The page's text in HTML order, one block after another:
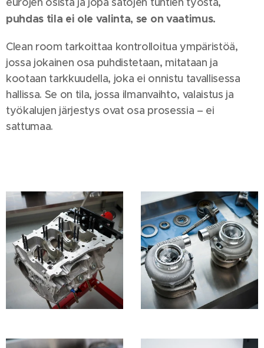
puhdas tila ei ole valinta, se on vaatimus.
Clean room tarkoittaa kontrolloitua ympäristöä,
jossa jokainen osa puhdistetaan, mitataan ja
kootaan tarkkuudella, joka ei onnistu tavallisessa
hallissa. Se on tila, jossa ilmanvaihto, valaistus ja
työkalujen järjestys ovat osa prosessia – ei
sattumaa.